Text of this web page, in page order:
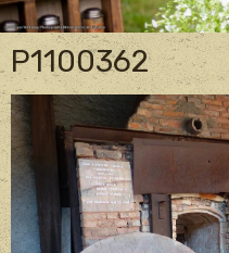
P1100362